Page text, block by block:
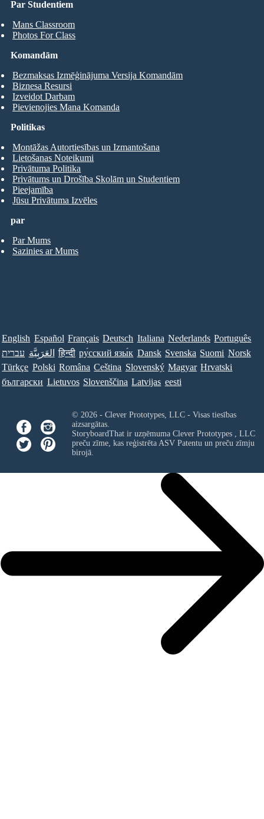
Par Studentiem
Mans Classroom
Photos For Class
Komandām
Bezmaksas Izmēģinājuma Versija Komandām
Biznesa Resursi
Izveidot Darbam
Pievienojies Mana Komanda
par
Par Mums
Sazinies ar Mums
Politikas
Montāžas Autortiesības un Izmantošana
Lietošanas Noteikumi
Privātuma Politika
Privātums un Drošība Skolām un Studentiem
Pieejamība
Jūsu Privātuma Izvēles
English Español Français Deutsch Italiana Nederlands Português
עברית العَرَبِيَّة हिन्दी ру́сский язы́к Dansk Svenska Suomi Norsk
Türkçe Polski Româna Ceština Slovenský Magyar Hrvatski
български Lietuvos Slovenščina Latvijas eesti
© 2026 - Clever Prototypes, LLC - Visas tiesības
aizsargātas.
StoryboardThat ir uzņēmuma Clever Prototypes , LLC
preču zīme, kas reģistrēta ASV Patentu un preču zīmju
birojā.